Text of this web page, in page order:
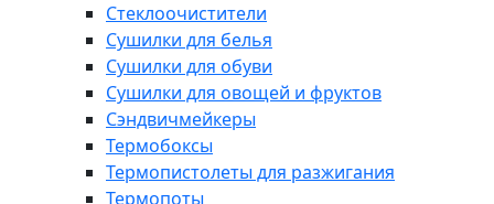
Стеклоочистители
Сушилки для белья
Сушилки для обуви
Сушилки для овощей и фруктов
Сэндвичмейкеры
Термобоксы
Термопистолеты для разжигания
Термопоты